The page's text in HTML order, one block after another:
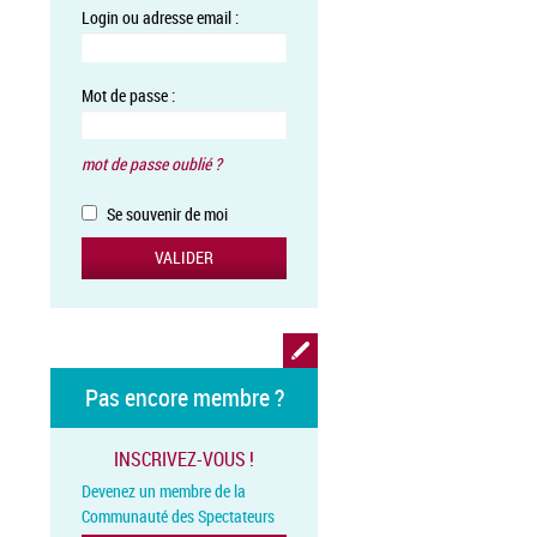
Login ou adresse email :
Mot de passe :
mot de passe oublié ?
Se souvenir de moi
Pas encore membre ?
INSCRIVEZ-VOUS !
Devenez un membre de la
Communauté des Spectateurs